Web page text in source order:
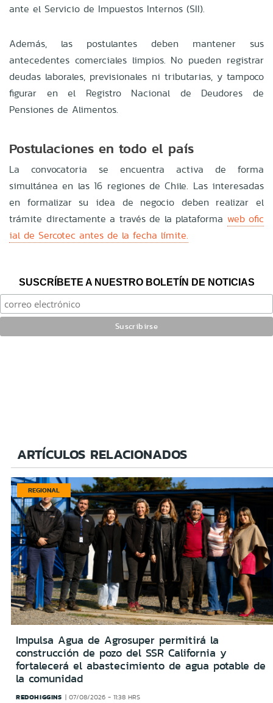
ante el Servicio de Impuestos Internos (SII).
Además, las postulantes deben mantener sus
antecedentes comerciales limpios. No pueden registrar
deudas laborales, previsionales ni tributarias, y tampoco
figurar en el Registro Nacional de Deudores de
Pensiones de Alimentos.
Postulaciones en todo el país
La convocatoria se encuentra activa de forma
simultánea en las 16 regiones de Chile. Las interesadas
en formalizar su idea de negocio deben realizar el
trámite directamente a través de la plataforma web ofic
ial de Sercotec antes de la fecha límite.
SUSCRÍBETE A NUESTRO BOLETÍN DE NOTICIAS
ARTÍCULOS RELACIONADOS
REGIONAL
Impulsa Agua de Agrosuper permitirá la
construcción de pozo del SSR California y
fortalecerá el abastecimiento de agua potable de
la comunidad
REDOHIGGINS 07/08/2026 - 11:38 HRS